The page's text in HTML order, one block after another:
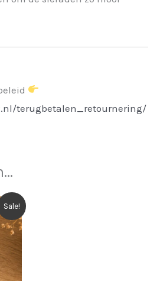
terugbetalen_retournering/
Sale!